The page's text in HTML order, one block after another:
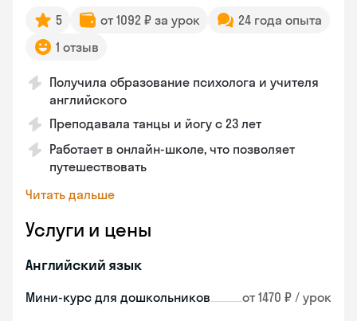
5 от 1092 ₽ за урок
24 года опыта
1 отзыв
Получила образование психолога и учителя
английского
Преподавала танцы и йогу с 23 лет
Работает в онлайн-школе, что позволяет
путешествовать
Читать дальше
Услуги и цены
Английский язык
Мини-курс для дошкольников от 1470 ₽ / урок